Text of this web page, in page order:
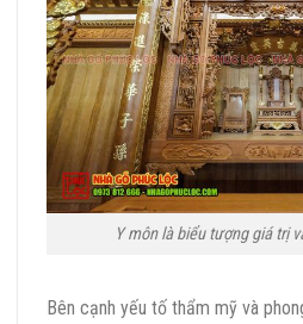
Y môn là biểu tượng giá trị
Bên cạnh yếu tố thẩm mỹ và